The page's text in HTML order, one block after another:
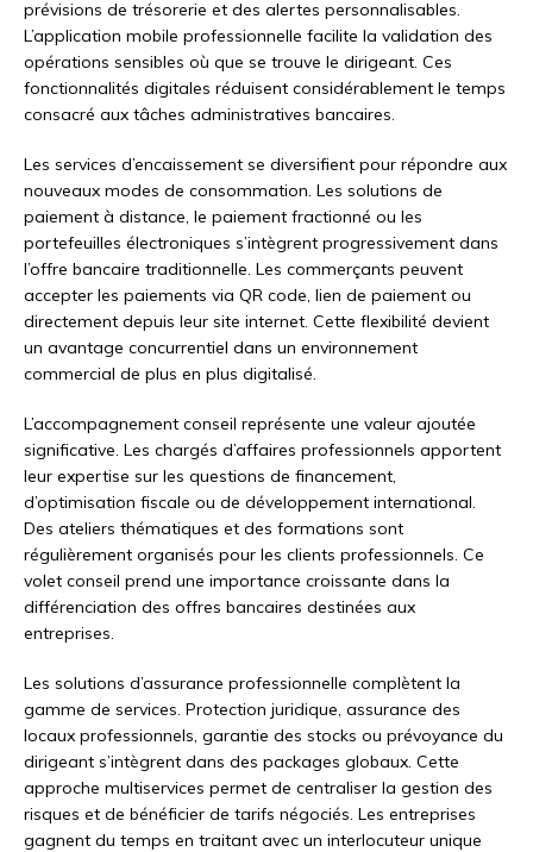
prévisions de trésorerie et des alertes personnalisables.
L’application mobile professionnelle facilite la validation des
opérations sensibles où que se trouve le dirigeant. Ces
fonctionnalités digitales réduisent considérablement le temps
consacré aux tâches administratives bancaires.
Les services d’encaissement se diversifient pour répondre aux
nouveaux modes de consommation. Les solutions de
paiement à distance, le paiement fractionné ou les
portefeuilles électroniques s’intègrent progressivement dans
l’offre bancaire traditionnelle. Les commerçants peuvent
accepter les paiements via QR code, lien de paiement ou
directement depuis leur site internet. Cette flexibilité devient
un avantage concurrentiel dans un environnement
commercial de plus en plus digitalisé.
L’accompagnement conseil représente une valeur ajoutée
significative. Les chargés d’affaires professionnels apportent
leur expertise sur les questions de financement,
d’optimisation fiscale ou de développement international.
Des ateliers thématiques et des formations sont
régulièrement organisés pour les clients professionnels. Ce
volet conseil prend une importance croissante dans la
différenciation des offres bancaires destinées aux
entreprises.
Les solutions d’assurance professionnelle complètent la
gamme de services. Protection juridique, assurance des
locaux professionnels, garantie des stocks ou prévoyance du
dirigeant s’intègrent dans des packages globaux. Cette
approche multiservices permet de centraliser la gestion des
risques et de bénéficier de tarifs négociés. Les entreprises
gagnent du temps en traitant avec un interlocuteur unique